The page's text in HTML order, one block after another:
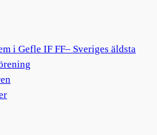
i Gefle IF FF– Sveriges äldsta